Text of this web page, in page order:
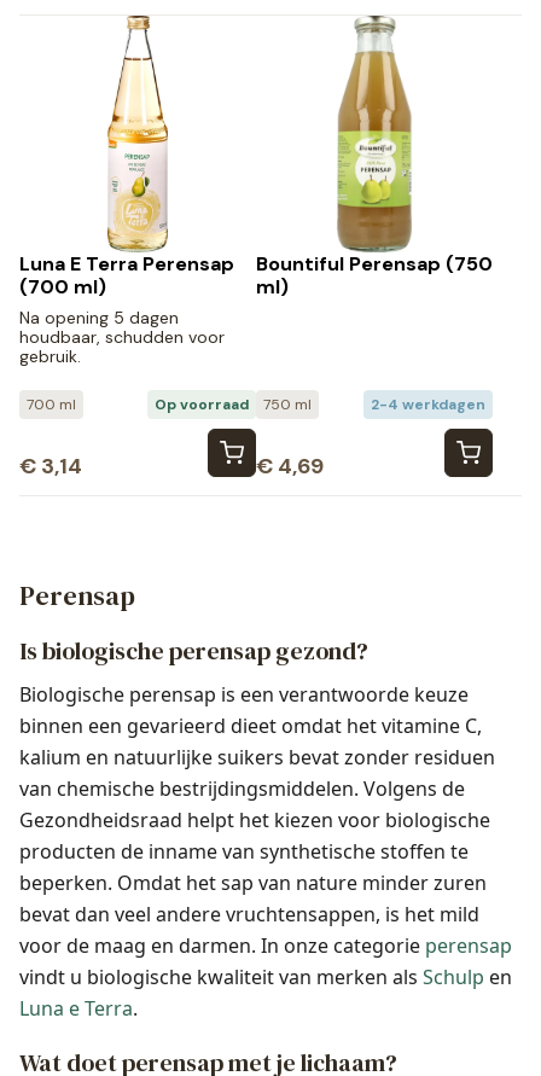
Luna E Terra Perensap
(700 ml)
Na opening 5 dagen
houdbaar, schudden voor
gebruik.
700 ml Op voorraad
€ 3,14
Bountiful Perensap (750
ml)
750 ml 2-4 werkdagen
€ 4,69
Perensap
Is biologische perensap gezond?
Biologische perensap is een verantwoorde keuze
binnen een gevarieerd dieet omdat het vitamine C,
kalium en natuurlijke suikers bevat zonder residuen
van chemische bestrijdingsmiddelen. Volgens de
Gezondheidsraad helpt het kiezen voor biologische
producten de inname van synthetische stoffen te
beperken. Omdat het sap van nature minder zuren
bevat dan veel andere vruchtensappen, is het mild
voor de maag en darmen. In onze categorie perensap
vindt u biologische kwaliteit van merken als Schulp en
Luna e Terra.
Wat doet perensap met je lichaam?